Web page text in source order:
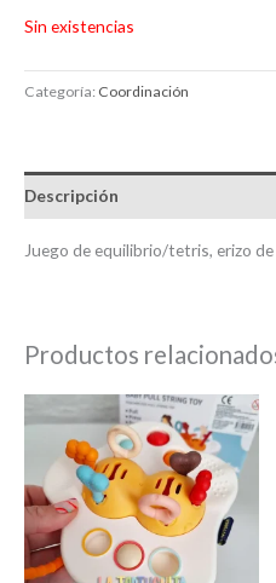
Sin existencias
Categoría: Coordinación
Descripción
Juego de equilibrio/tetris, erizo de
Productos